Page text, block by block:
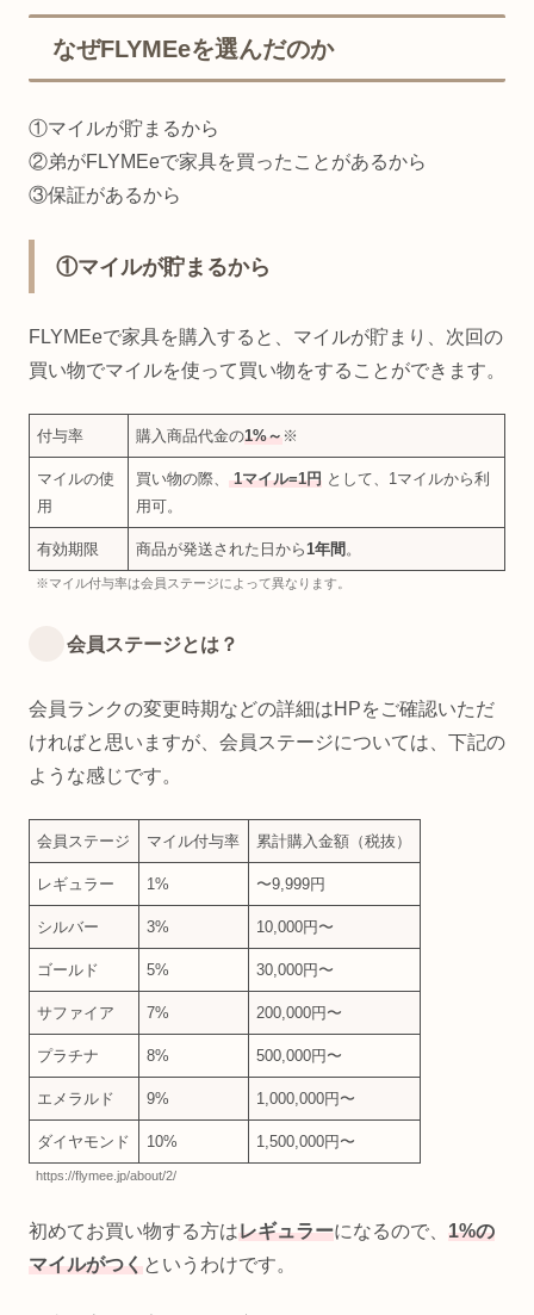
なぜFLYMEeを選んだのか
①マイルが貯まるから
②弟がFLYMEeで家具を買ったことがあるから
③保証があるから
①マイルが貯まるから
FLYMEeで家具を購入すると、マイルが貯まり、次回の
買い物でマイルを使って買い物をすることができます。
付与率 購入商品代金の1%～ ※
マイルの使
用
買い物の際、1マイル=1円 として、1マイルから利
用可。
有効期限 商品が発送された日から1年間 。
※マイル付与率は会員ステージによって異なります。
会員ステージとは？
会員ランクの変更時期などの詳細はHPをご確認いただ
ければと思いますが、会員ステージについては、下記の
ような感じです。
会員ステージ マイル付与率 累計購入金額（税抜）
レギュラー 1% 〜9,999円
シルバー 3% 10,000円〜
ゴールド 5% 30,000円〜
サファイア 7% 200,000円〜
プラチナ 8% 500,000円〜
エメラルド 9% 1,000,000円〜
ダイヤモンド 10% 1,500,000円〜
https://flymee.jp/about/2/
初めてお買い物する方はレギュラーになるので、 1%の
マイルがつくというわけです。